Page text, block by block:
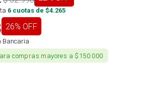
6 cuotas de $4.265
26% OFF
Bancaria
compras mayores a $150.000